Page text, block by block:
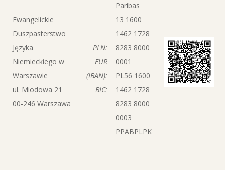
Ewangelickie
Duszpasterstwo
Języka
Niemieckiego w
Warszawie
ul. Miodowa 21
00-246 Warszawa
PLN:
EUR
(IBAN):
BIC:
Paribas
13 1600
1462 1728
8283 8000
0001
PL56 1600
1462 1728
8283 8000
0003
PPABPLPK